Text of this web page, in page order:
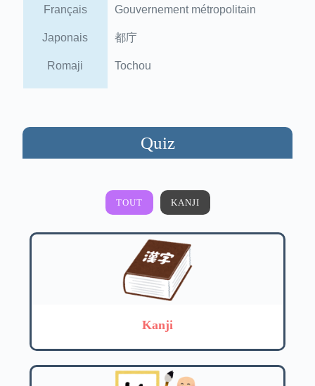
Français Gouvernement métropolitain
Japonais 都庁
Romaji Tochou
Quiz
TOUT KANJI
Kanji